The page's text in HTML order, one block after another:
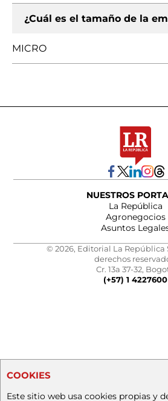
¿Cuál es el tamaño de la
MICRO
NUESTROS
La República
Agronegocios
Asuntos
© 2026, Editorial La República
derechos
Cr. 13a 37-32,
(+57) 1 4227600
COOKIES
Este sitio web usa cookies propias y